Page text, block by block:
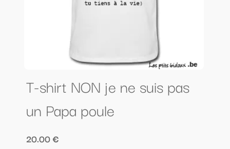
T-shirt NON je ne suis pas
un Papa poule
20.00 €